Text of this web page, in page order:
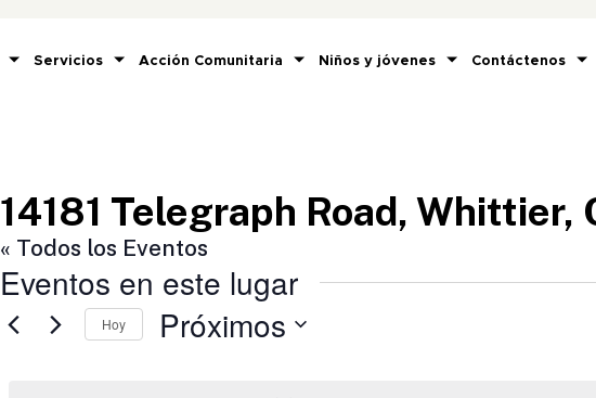
Servicios Acción Comunitaria Niños y jóvenes Contáctenos
14181 Telegraph Road,
« Todos los Eventos
Eventos en este lugar
Hoy Próximos